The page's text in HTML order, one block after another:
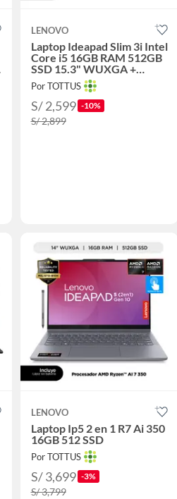
LENOVO
Laptop Ideapad Slim 3i Intel
Core i5 16GB RAM 512GB
SSD 15.3" WUXGA +
Mochila y Mouse
Por TOTTUS
S/ 2,599 -10%
S/ 2,899
LENOVO
Laptop Ip5 2 en 1 R7 Ai 350
16GB 512 SSD
Por TOTTUS
S/ 3,699 -3%
S/ 3,799